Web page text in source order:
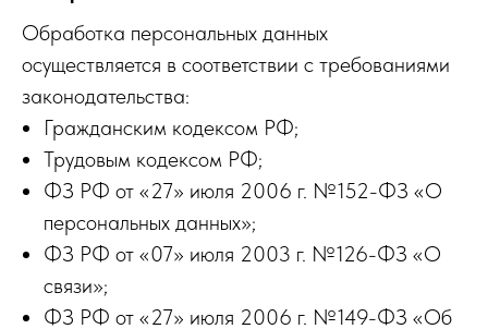
Обработка персональных данных
осуществляется в соответствии c требованиями
законодательства:
Гражданским кодексом РФ;
Трудовым кодексом РФ;
ФЗ РФ от «27» июля 2006 г. №152-ФЗ «О
персональных данных»;
ФЗ РФ от «07» июля 2003 г. №126-ФЗ «О
связи»;
ФЗ РФ от «27» июля 2006 г. №149-ФЗ «Об